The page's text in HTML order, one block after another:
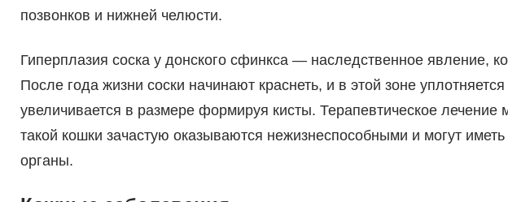
позвонков и нижней челюсти.
Гиперплазия соска у донского сфинкса — наследственное явление,
После года жизни соски начинают краснеть, и в этой зоне
увеличивается в размере формируя кисты. Терапевтическое лечение
такой кошки зачастую оказываются нежизнеспособными и могут
органы.